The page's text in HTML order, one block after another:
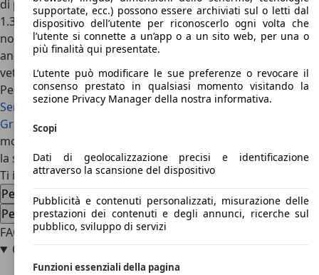
di produzione, dal 1979 al 1990, vennero venduti all’incirca
1.350.798 esemplari, cifra che, per un’auto sicuramente
non economica, erano di tutto rispetto. Oltre a ciò, la 505 si
andò ad innestare in un mercato già abbastanza pieno di
vetture, modelli molto simili e quindi concorrenti della
Peugeot 505 erano ad esempiol’Alfa 90,l’Audi 100, laBMW
Serie 5, laCitroen CX, leFiat 132e Argenta, laFord
Granada, la
molte altre. Nonostante ciò la Peugeot riuscì a conquistarsi
la sua buona fetta di mercato e riscosse un buon successo.
Ti interessa la Peugeot 505
Peugeot 505 usata
Peugeot 505 nuova auto
Peugeot 505 offerte concessionario
FAQ
Quanto è grande la Peugeot 505?
supportate, ecc.) possono essere archiviati sul o letti dal
dispositivo dell’utente per riconoscerlo ogni volta che
l’utente si connette a un’app o a un sito web, per una o
più finalità qui presentate.
L’utente può modificare le sue preferenze o revocare il
consenso prestato in qualsiasi momento visitando la
sezione Privacy Manager della nostra informativa.
Scopi
Dati di geolocalizzazione precisi e identificazione
attraverso la scansione del dispositivo
Pubblicità e contenuti personalizzati, misurazione delle
prestazioni dei contenuti e degli annunci, ricerche sul
pubblico, sviluppo di servizi
Funzioni essenziali della pagina